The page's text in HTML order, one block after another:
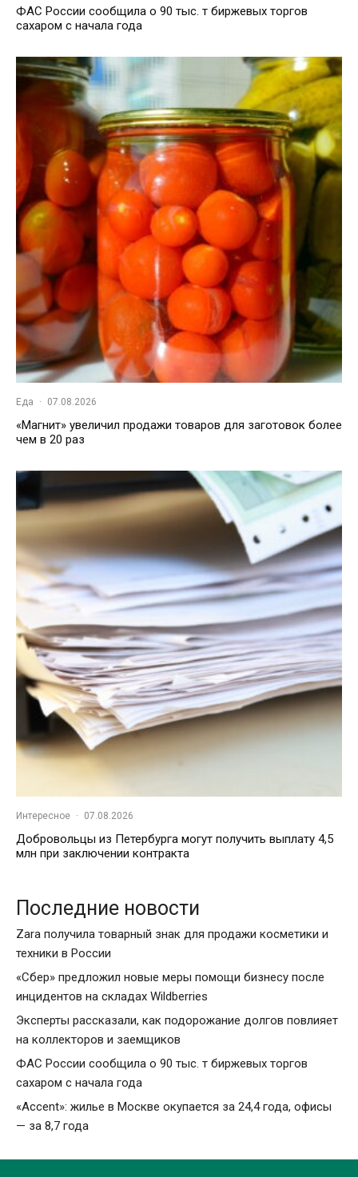
ФАС России сообщила о 90 тыс. т биржевых торгов
сахаром с начала года
Еда · 07.08.2026
«Магнит» увеличил продажи товаров для заготовок более
чем в 20 раз
Интересное · 07.08.2026
Добровольцы из Петербурга могут получить выплату 4,5
млн при заключении контракта
Последние новости
Zara получила товарный знак для продажи косметики и
техники в России
«Сбер» предложил новые меры помощи бизнесу после
инцидентов на складах Wildberries
Эксперты рассказали, как подорожание долгов повлияет
на коллекторов и заемщиков
ФАС России сообщила о 90 тыс. т биржевых торгов
сахаром с начала года
«Accent»: жилье в Москве окупается за 24,4 года, офисы
— за 8,7 года